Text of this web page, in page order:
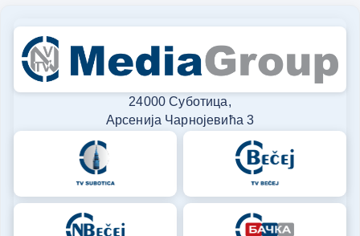
24000 Суботица,
Арсенија Чарнојевића 3